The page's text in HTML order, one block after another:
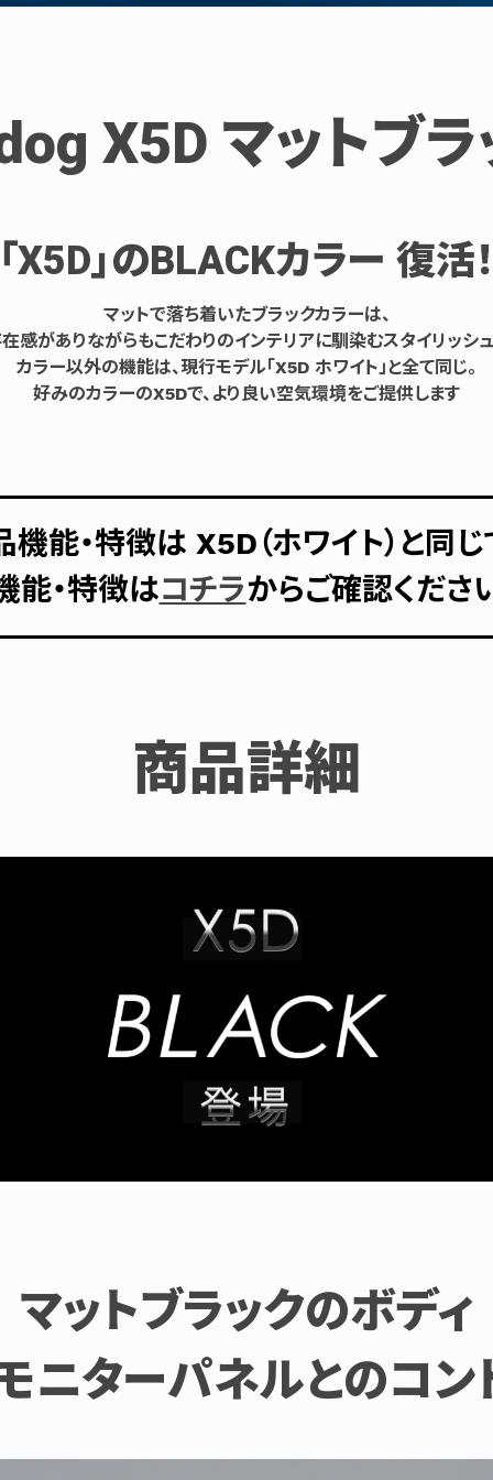
X5D マットブラ
X5D」のBLACKカラー 復活
マットで落ち着いたブラックカラーは、
感がありながらもこだわりのインテリアに馴染むスタイリッシ
カラー以外の機能は、現行モデル「X5D ホワイト」と全て同じ。
好みのカラーのX5Dで、より良い空気環境をご提供します
機能・特徴は X5D（ホワイト）と同じ
能・特徴はコチラからご確認くださ
商品詳細
マットブラックのボディ
ニターパネルとのコン